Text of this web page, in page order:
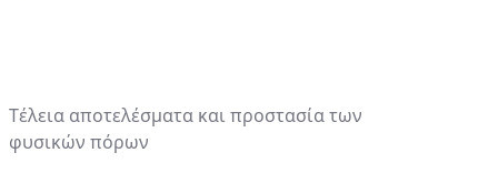
Τέλεια αποτελέσματα και προστασία των
φυσικών πόρων